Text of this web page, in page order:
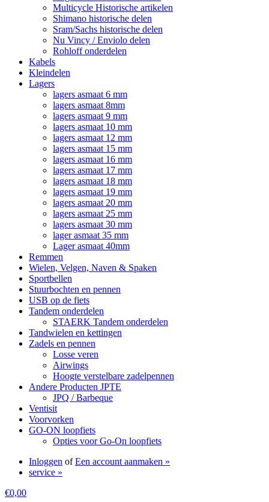
Multicycle Historische artikelen
Shimano historische delen
Sram/Sachs historische delen
Nu Vincy / Enviolo delen
Rohloff onderdelen
Kabels
Kleindelen
Lagers
lagers asmaat 6 mm
lagers asmaat 8mm
lagers asmaat 9 mm
lagers asmaat 10 mm
lagers asmaat 12 mm
lagers asmaat 15 mm
lagers asmaat 16 mm
lagers asmaat 17 mm
lagers asmaat 18 mm
lagers asmaat 19 mm
lagers asmaat 20 mm
lagers asmaat 25 mm
lagers asmaat 30 mm
lager asmaat 35 mm
Lager asmaat 40mm
Remmen
Wielen, Velgen, Naven & Spaken
Sportbellen
Stuurbochten en pennen
USB op de fiets
Tandem onderdelen
STAERK Tandem onderdelen
Tandwielen en kettingen
Zadels en pennen
Losse veren
Airwings
Hoogte verstelbare zadelpennen
Andere Producten JPTE
JPQ / Barbeque
Ventisit
Voorvorken
GO-ON loopfiets
Opties voor Go-On loopfiets
Inloggen ofEen account aanmaken »
service »
€0,00